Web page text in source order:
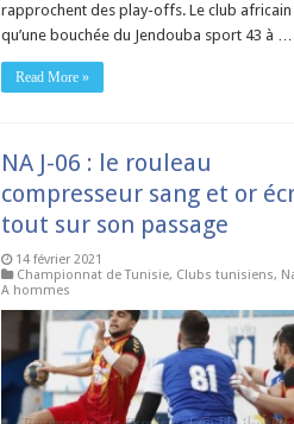
rapprochent des play-offs. Le club africain
qu’une bouchée du Jendouba sport 43 à …
Read More »
NA J-06 : le rouleau
compresseur sang et or
tout sur son passage
14 février 2021
Championnat de Tunisie, Clubs tunisiens,
A hommes